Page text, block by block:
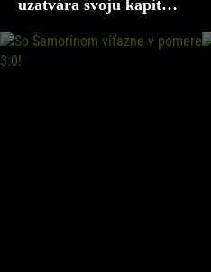
uzatvára svoju kapitolu